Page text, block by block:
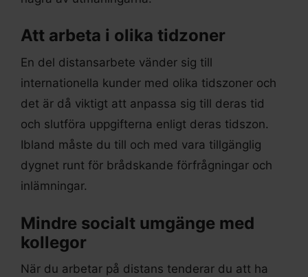
Att arbeta i olika tidzoner
En del distansarbete vänder sig till
internationella kunder med olika tidszoner och
det är då viktigt att anpassa sig till deras tid
och slutföra uppgifterna enligt deras tidszon.
Ibland måste du till och med vara tillgänglig
dygnet runt för brådskande förfrågningar och
inlämningar.
Mindre socialt umgänge med
kollegor
När du arbetar på distans tenderar du att ha